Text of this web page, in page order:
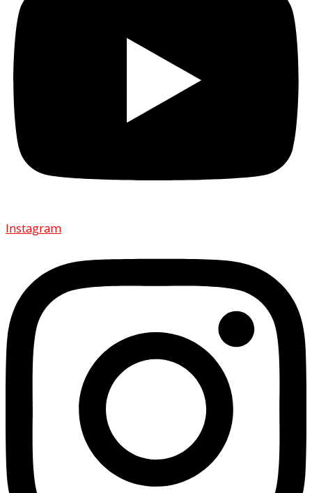
Instagram